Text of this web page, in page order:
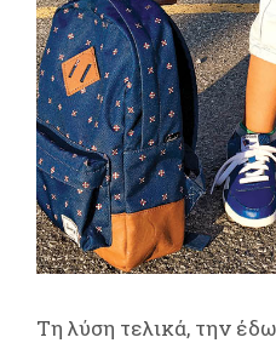
Τη λύση τελικά, την